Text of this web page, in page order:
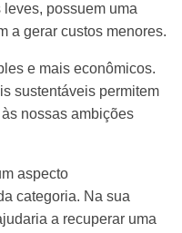
possuem uma
a gerar custos menores.
e mais econômicos.
sustentáveis permitem
nossas ambições
aspecto
categoria. Na sua
a recuperar uma